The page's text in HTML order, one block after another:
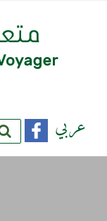
عربي